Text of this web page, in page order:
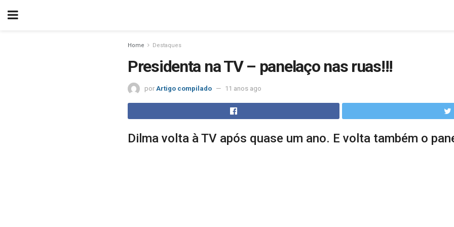
Home Destaques
Presidenta na TV – panelaço nas ruas!!!
por Artigo compilado 11 anos ago
Dilma volta à TV após quase um ano. E volta também o